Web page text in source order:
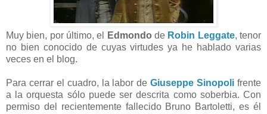
Muy bien, por último, el Edmondo de Robin Leggate, tenor
no bien conocido de cuyas virtudes ya he hablado varias
veces en el blog.
Para cerrar el cuadro, la labor deGiuseppe Sinopoli frente
a la orquesta sólo puede ser descrita como soberbia. Con
permiso del recientemente fallecido Bruno Bartoletti, es él